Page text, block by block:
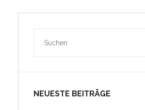
NEUESTE BEITRÄGE